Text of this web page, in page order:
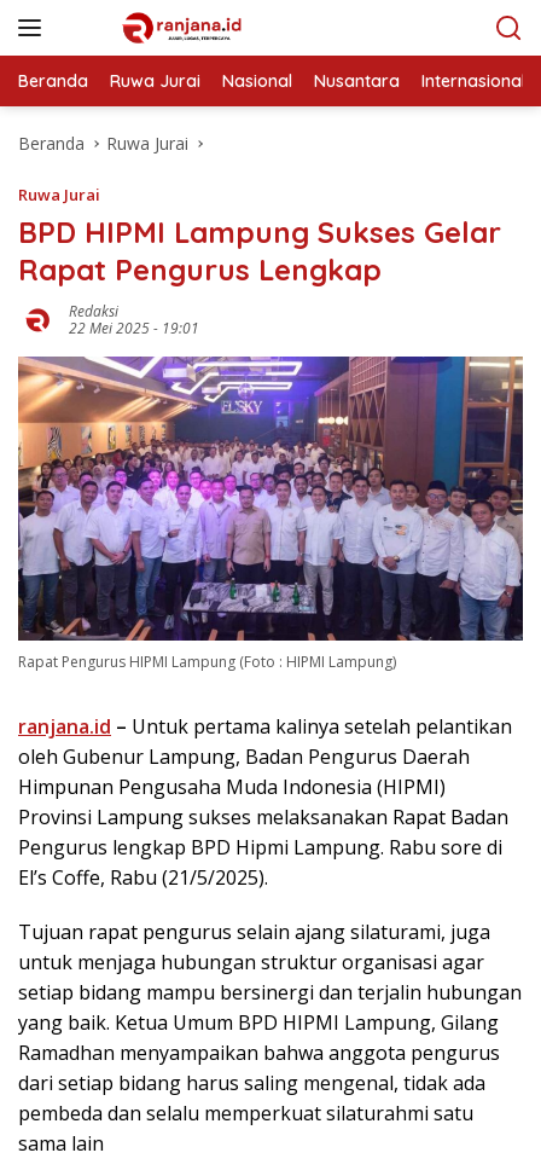
Beranda Ruwa Jurai Nasional Nusantara Internasional
Beranda Ruwa Jurai
Ruwa Jurai
BPD HIPMI Lampung Sukses Gelar
Rapat Pengurus Lengkap
Redaksi
22 Mei 2025 - 19:01
Rapat Pengurus HIPMI Lampung (Foto : HIPMI Lampung)
ranjana.id – Untuk pertama kalinya setelah pelantikan
oleh Gubenur Lampung, Badan Pengurus Daerah
Himpunan Pengusaha Muda Indonesia (HIPMI)
Provinsi Lampung sukses melaksanakan Rapat Badan
Pengurus lengkap BPD Hipmi Lampung. Rabu sore di
El’s Coffe, Rabu (21/5/2025).
Tujuan rapat pengurus selain ajang silaturami, juga
untuk menjaga hubungan struktur organisasi agar
setiap bidang mampu bersinergi dan terjalin hubungan
yang baik. Ketua Umum BPD HIPMI Lampung, Gilang
Ramadhan menyampaikan bahwa anggota pengurus
dari setiap bidang harus saling mengenal, tidak ada
pembeda dan selalu memperkuat silaturahmi satu
sama lain